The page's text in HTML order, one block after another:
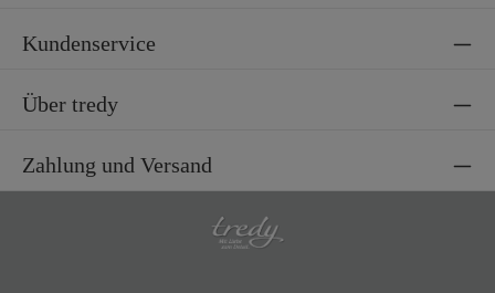
Kundenservice
Über tredy
Zahlung und Versand